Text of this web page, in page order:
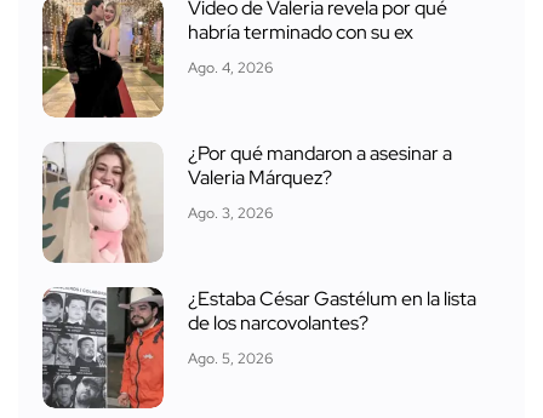
Video de Valeria revela por qué
habría terminado con su ex
Ago. 4, 2026
¿Por qué mandaron a asesinar a
Valeria Márquez?
Ago. 3, 2026
¿Estaba César Gastélum en la lista
de los narcovolantes?
Ago. 5, 2026